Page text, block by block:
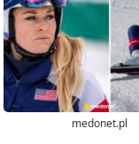
medonet.pl